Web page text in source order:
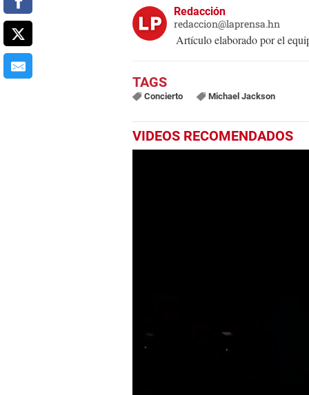
Redacción
redaccion@laprensa.hn
Artículo elaborado por el
Concierto Michael Jackson
VIDEOS RECOMENDADOS